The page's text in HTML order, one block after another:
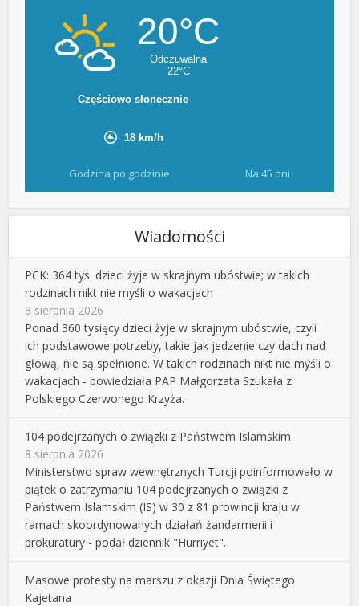
Godzina po godzinie Na 45 dni
Wiadomości
PCK: 364 tys. dzieci żyje w skrajnym ubóstwie; w takich
rodzinach nikt nie myśli o wakacjach
8 sierpnia 2026
Ponad 360 tysięcy dzieci żyje w skrajnym ubóstwie, czyli
ich podstawowe potrzeby, takie jak jedzenie czy dach nad
głową, nie są spełnione. W takich rodzinach nikt nie myśli o
wakacjach - powiedziała PAP Małgorzata Szukała z
Polskiego Czerwonego Krzyża.
104 podejrzanych o związki z Państwem Islamskim
8 sierpnia 2026
Ministerstwo spraw wewnętrznych Turcji poinformowało w
piątek o zatrzymaniu 104 podejrzanych o związki z
Państwem Islamskim (IS) w 30 z 81 prowincji kraju w
ramach skoordynowanych działań żandarmerii i
prokuratury - podał dziennik "Hurriyet".
Masowe protesty na marszu z okazji Dnia Świętego
Kajetana